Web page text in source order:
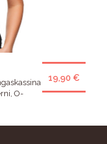
19,90 €
O-